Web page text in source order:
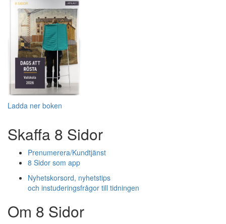
Ladda ner boken
Skaffa 8 Sidor
Prenumerera/Kundtjänst
8 Sidor som app
Nyhetskorsord, nyhetstips
och instuderingsfrågor till tidningen
Om 8 Sidor